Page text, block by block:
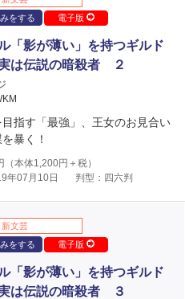
をする
電子版
「影が薄い」を持つギルド
は伝説の暗殺者 ２
目指す「最強」、王女のお見合い
暴く！
（本体1,200円＋税）
年07月10日
判型：四六判
新文芸
をする
電子版
「影が薄い」を持つギルド
は伝説の暗殺者 ３